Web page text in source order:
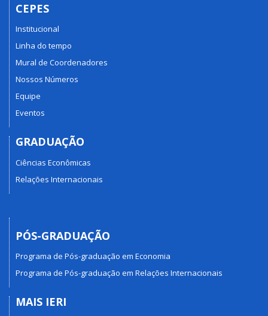
CEPES
Institucional
Linha do tempo
Mural de Coordenadores
Nossos Números
Equipe
Eventos
GRADUAÇÃO
Ciências Econômicas
Relações Internacionais
PÓS-GRADUAÇÃO
Programa de Pós-graduação em Economia
Programa de Pós-graduação em Relações Internacionais
MAIS IERI